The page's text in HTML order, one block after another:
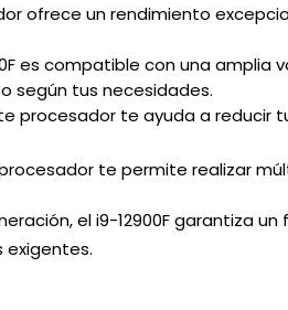
ofrece un rendimiento
es compatible con una amplia
según tus necesidades.
procesador te ayuda a reducir
te permite realizar
el i9-12900F garantiza
exigentes.